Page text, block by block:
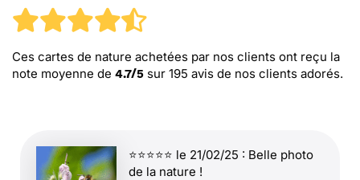
Ces cartes de nature achetées par nos clients ont reçu la
note moyenne de 4.7/5 sur 195 avis de nos clients adorés.
⭐⭐⭐⭐⭐ le 21/02/25 : Belle photo
de la nature !